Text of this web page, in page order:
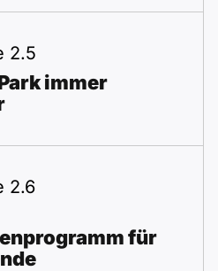
2.5
immer
2.6
für